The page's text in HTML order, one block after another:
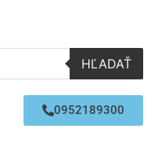
HĽADAŤ
0952189300